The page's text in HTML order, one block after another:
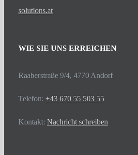
solutions.at
WIE SIE UNS ERREICHEN
Raaberstraße 9/4, 4770 Andorf
Telefon: +43 670 55 503 55
Kontakt: Nachricht schreiben